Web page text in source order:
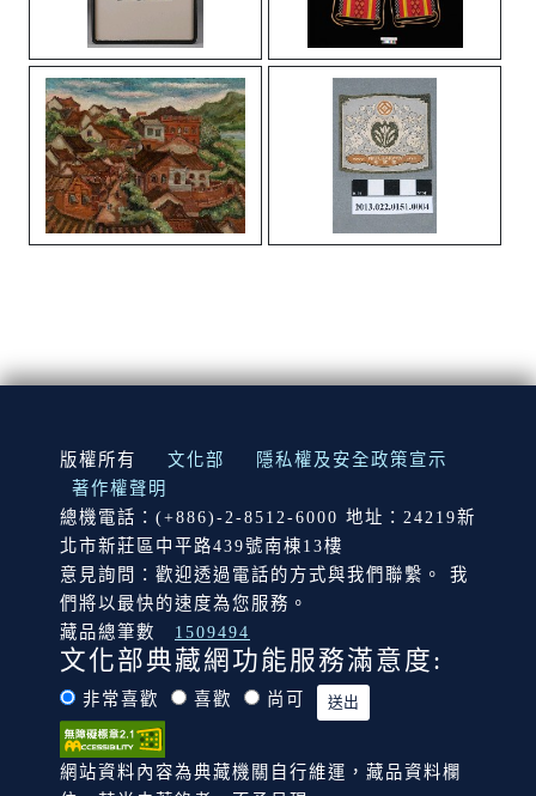
:::
版權所有 文化部
隱私權及安全政策宣示
著作權聲明
總機電話：(+886)-2-8512-6000 地址：24219新
北市新莊區中平路439號南棟13樓
意見詢問：歡迎透過電話的方式與我們聯繫。 我
們將以最快的速度為您服務。
藏品總筆數
1509494
文化部典藏網功能服務滿意度:
非常喜歡 喜歡 尚可
網站資料內容為典藏機關自行維運，藏品資料欄